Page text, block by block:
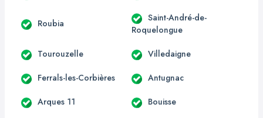
Roubia
Saint-André-de-
Roquelongue
Tourouzelle Villedaigne
Ferrals-les-Corbières Antugnac
Arques 11 Bouisse